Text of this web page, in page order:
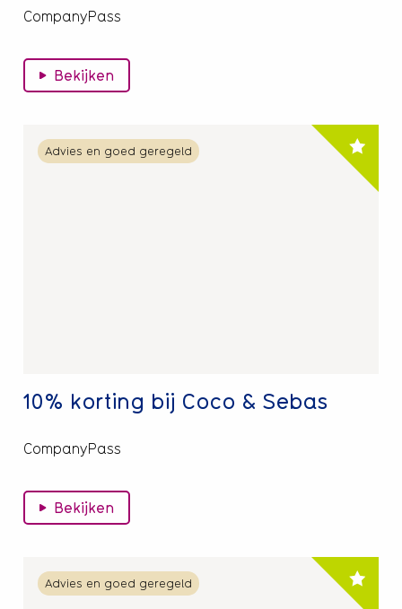
CompanyPass
Bekijken
Advies en goed geregeld
10% korting bij Coco & Sebas
CompanyPass
Bekijken
meer
Advies en goed geregeld
meer